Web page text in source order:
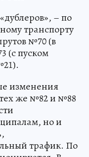
– по
транспорту
№70 (в
(с пуском
изменения
же №82 и №88
но и
трафик. По